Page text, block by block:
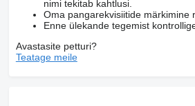
nimi tekitab kahtlusi.
Oma pangarekvisiitide märkimine
Enne ülekande tegemist
Avastasite petturi?
Teatage meile